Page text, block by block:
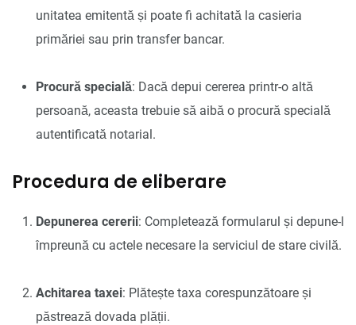
unitatea emitentă și poate fi achitată la casieria
primăriei sau prin transfer bancar.
Procură specială: Dacă depui cererea printr-o altă
persoană, aceasta trebuie să aibă o procură specială
autentificată notarial.
Procedura de eliberare
Depunerea cererii: Completează formularul și depune-l
împreună cu actele necesare la serviciul de stare civilă.
Achitarea taxei: Plătește taxa corespunzătoare și
păstrează dovada plății.